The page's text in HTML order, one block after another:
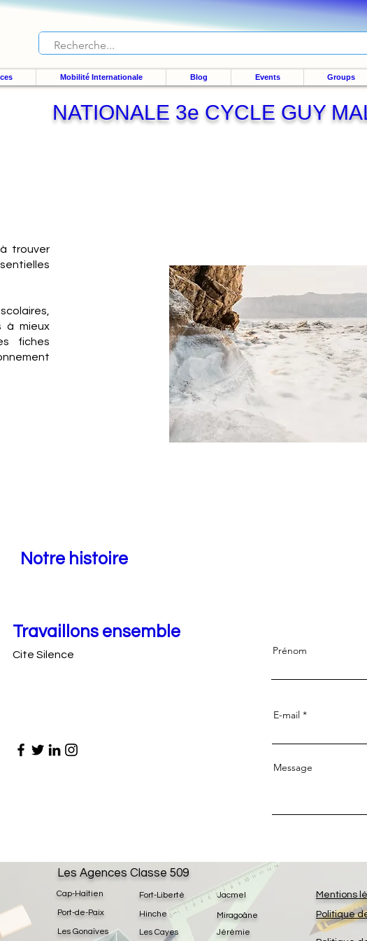
Mobilité Internationale Blog Events Groups
trouver
à mieux
fiches
NATIONALE 3e CYCLE GUY
Notre histoire
Travaillons ensemble
Cite Silence Prénom
E-mail
Message
Fort-Liberté
Hinche
Les Cayes
Jacmel
Jérémie
Miragoâne
Les Agences Classe 509
Cap-Haïtien
Port-de-Paix
Les Gonaïves
Mentions
Politique